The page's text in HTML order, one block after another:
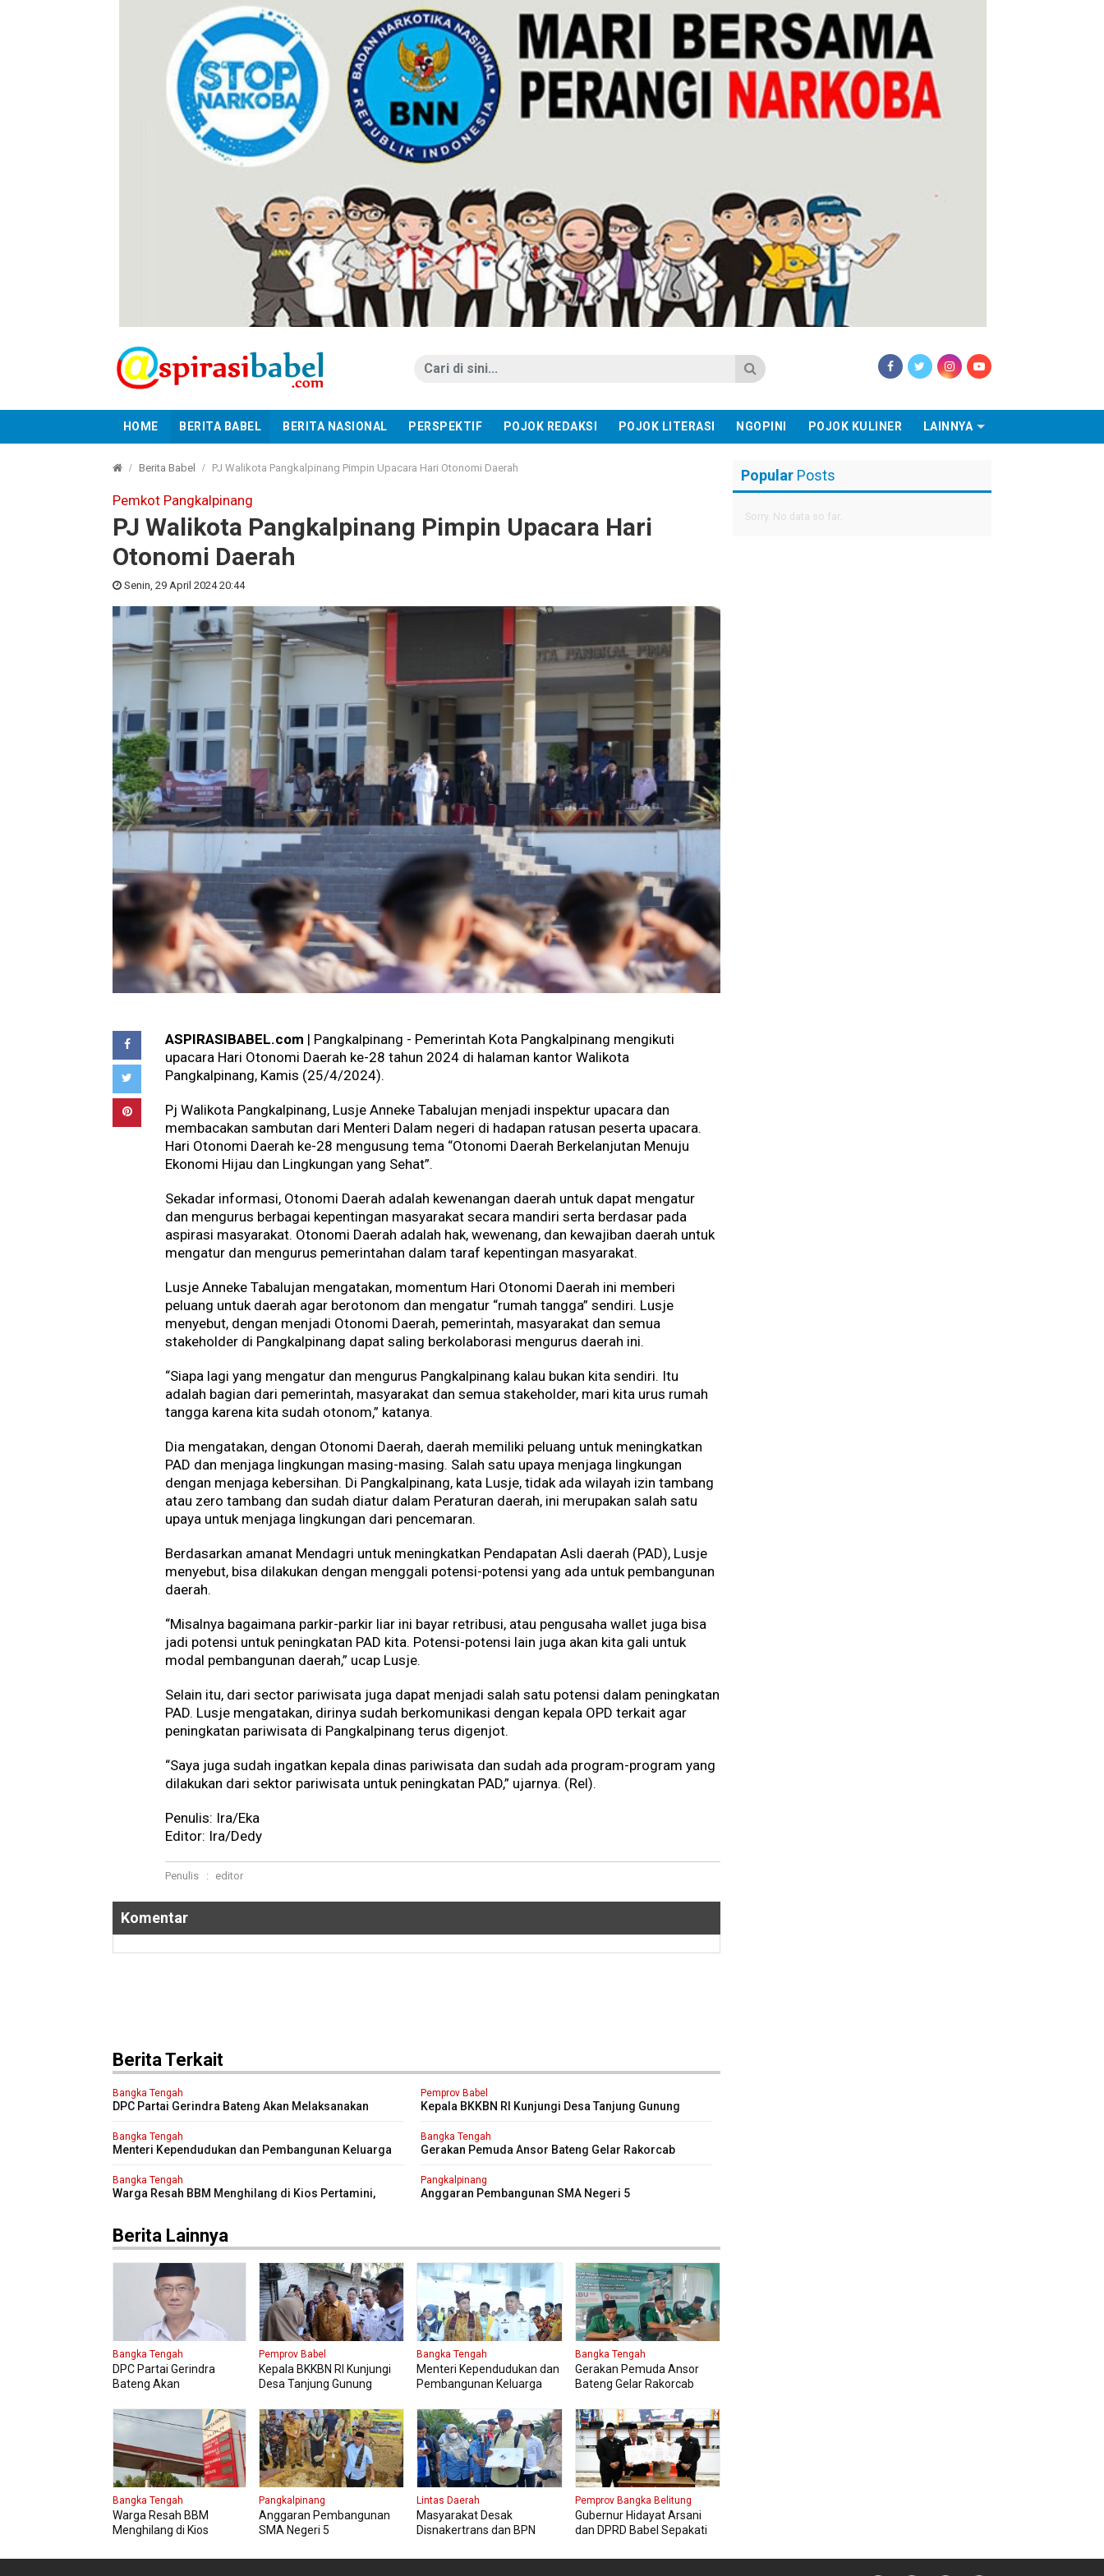
HOME BERITA BABEL BERITA NASIONAL PERSPEKTIF POJOK REDAKSI POJOK LITERASI NGOPINI POJOK KULINER LAINNYA
Berita Babel PJ Walikota Pangkalpinang Pimpin Upacara Hari Otonomi Daerah
Pemkot Pangkalpinang
PJ Walikota Pangkalpinang Pimpin Upacara Hari
Otonomi Daerah
Senin, 29 April 2024 20:44
ASPIRASIBABEL.com | Pangkalpinang - Pemerintah Kota Pangkalpinang mengikuti
upacara Hari Otonomi Daerah ke-28 tahun 2024 di halaman kantor Walikota
Pangkalpinang, Kamis (25/4/2024).
Pj Walikota Pangkalpinang, Lusje Anneke Tabalujan menjadi inspektur upacara dan
membacakan sambutan dari Menteri Dalam negeri di hadapan ratusan peserta upacara.
Hari Otonomi Daerah ke-28 mengusung tema “Otonomi Daerah Berkelanjutan Menuju
Ekonomi Hijau dan Lingkungan yang Sehat”.
Sekadar informasi, Otonomi Daerah adalah kewenangan daerah untuk dapat mengatur
dan mengurus berbagai kepentingan masyarakat secara mandiri serta berdasar pada
aspirasi masyarakat. Otonomi Daerah adalah hak, wewenang, dan kewajiban daerah untuk
mengatur dan mengurus pemerintahan dalam taraf kepentingan masyarakat.
Lusje Anneke Tabalujan mengatakan, momentum Hari Otonomi Daerah ini memberi
peluang untuk daerah agar berotonom dan mengatur “rumah tangga” sendiri. Lusje
menyebut, dengan menjadi Otonomi Daerah, pemerintah, masyarakat dan semua
stakeholder di Pangkalpinang dapat saling berkolaborasi mengurus daerah ini.
“Siapa lagi yang mengatur dan mengurus Pangkalpinang kalau bukan kita sendiri. Itu
adalah bagian dari pemerintah, masyarakat dan semua stakeholder, mari kita urus rumah
tangga karena kita sudah otonom,” katanya.
Dia mengatakan, dengan Otonomi Daerah, daerah memiliki peluang untuk meningkatkan
PAD dan menjaga lingkungan masing-masing. Salah satu upaya menjaga lingkungan
dengan menjaga kebersihan. Di Pangkalpinang, kata Lusje, tidak ada wilayah izin tambang
atau zero tambang dan sudah diatur dalam Peraturan daerah, ini merupakan salah satu
upaya untuk menjaga lingkungan dari pencemaran.
Berdasarkan amanat Mendagri untuk meningkatkan Pendapatan Asli daerah (PAD), Lusje
menyebut, bisa dilakukan dengan menggali potensi-potensi yang ada untuk pembangunan
daerah.
“Misalnya bagaimana parkir-parkir liar ini bayar retribusi, atau pengusaha wallet juga bisa
jadi potensi untuk peningkatan PAD kita. Potensi-potensi lain juga akan kita gali untuk
modal pembangunan daerah,” ucap Lusje.
Selain itu, dari sector pariwisata juga dapat menjadi salah satu potensi dalam peningkatan
PAD. Lusje mengatakan, dirinya sudah berkomunikasi dengan kepala OPD terkait agar
peningkatan pariwisata di Pangkalpinang terus digenjot.
“Saya juga sudah ingatkan kepala dinas pariwisata dan sudah ada program-program yang
dilakukan dari sektor pariwisata untuk peningkatan PAD,” ujarnya. (Rel).
Penulis: Ira/Eka
Editor: Ira/Dedy
Penulis : editor
Komentar
Berita Terkait
Bangka Tengah
DPC Partai Gerindra Bateng Akan Melaksanakan
Pemprov Babel
Kepala BKKBN RI Kunjungi Desa Tanjung Gunung
Bangka Tengah
Menteri Kependudukan dan Pembangunan Keluarga
Bangka Tengah
Gerakan Pemuda Ansor Bateng Gelar Rakorcab
Bangka Tengah
Warga Resah BBM Menghilang di Kios Pertamini,
Pangkalpinang
Anggaran Pembangunan SMA Negeri 5
Berita Lainnya
Bangka Tengah
DPC Partai Gerindra
Bateng Akan
Pendidikan Politik
Pemprov Babel
Kepala BKKBN RI Kunjungi
Desa Tanjung Gunung
Rumah Layak Huni
Bangka Tengah
Menteri Kependudukan dan
Pembangunan Keluarga
Bangka Tengah
Gerakan Pemuda Ansor
Bateng Gelar Rakorcab
Bangka Tengah
Warga Resah BBM
Menghilang di Kios
Panjang Di SPBU Berok
Pangkalpinang
Anggaran Pembangunan
SMA Negeri 5
APBN
Lintas Daerah
Masyarakat Desak
Disnakertrans dan BPN
Sesuai Final Report dan
Pemprov Bangka Belitung
Gubernur Hidayat Arsani
dan DPRD Babel Sepakati
SDA Tentang IPR
Popular Posts
Sorry. No data so far.